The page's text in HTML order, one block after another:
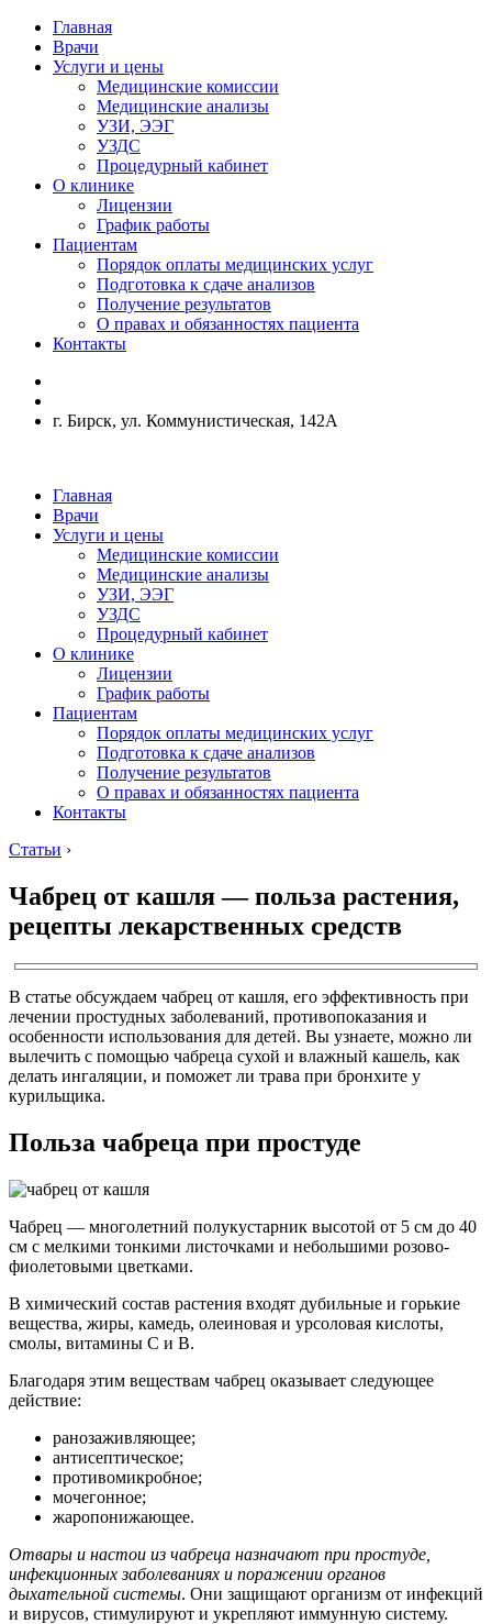
Главная
Врачи
Услуги и цены
Медицинские комиссии
Медицинские анализы
УЗИ, ЭЭГ
УЗДС
Процедурный кабинет
О клинике
Лицензии
График работы
Пациентам
Порядок оплаты медицинских услуг
Подготовка к сдаче анализов
Получение результатов
О правах и обязанностях пациента
Контакты
г. Бирск, ул. Коммунистическая, 142А
Главная
Врачи
Услуги и цены
Медицинские комиссии
Медицинские анализы
УЗИ, ЭЭГ
УЗДС
Процедурный кабинет
О клинике
Лицензии
График работы
Пациентам
Порядок оплаты медицинских услуг
Подготовка к сдаче анализов
Получение результатов
О правах и обязанностях пациента
Контакты
Статьи ›
Чабрец от кашля — польза растения,
рецепты лекарственных средств
В статье обсуждаем чабрец от кашля, его эффективность при
лечении простудных заболеваний, противопоказания и
особенности использования для детей. Вы узнаете, можно ли
вылечить с помощью чабреца сухой и влажный кашель, как
делать ингаляции, и поможет ли трава при бронхите у
курильщика.
Польза чабреца при простуде
Чабрец — многолетний полукустарник высотой от 5 см до 40
см с мелкими тонкими листочками и небольшими розово-
фиолетовыми цветками.
В химический состав растения входят дубильные и горькие
вещества, жиры, камедь, олеиновая и урсоловая кислоты,
смолы, витамины С и В.
Благодаря этим веществам чабрец оказывает следующее
действие:
ранозаживляющее;
антисептическое;
противомикробное;
мочегонное;
жаропонижающее.
Отвары и настои из чабреца назначают при простуде,
инфекционных заболеваниях и поражении органов
дыхательной системы. Они защищают организм от инфекций
и вирусов, стимулируют и укрепляют иммунную систему.